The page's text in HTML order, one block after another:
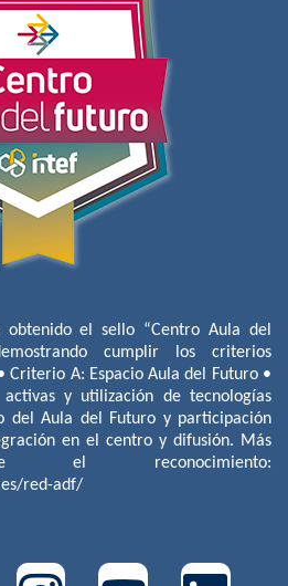
obtenido el sello “Centro Aula del
cumplir los criterios
Criterio A: Espacio Aula del Futuro •
y utilización de tecnologías
del Aula del Futuro y participación
en el centro y difusión. Más
el reconocimiento:
red-adf/